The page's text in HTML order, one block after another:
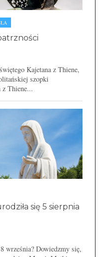
Kajetana z Thiene,
szopki
z Thiene...
się 5 sierpnia
września? Dowiedzmy się,